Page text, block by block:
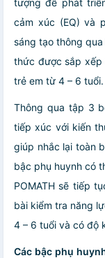
cảm xúc (EQ) và
sáng tạo thông
thức được sắp
trẻ em từ 4 – 6 tuổi.
Thông qua tập 3
tiếp xúc với kiến
giúp nhắc lại toàn
bậc phụ huynh có
POMATH sẽ tiếp
bài kiểm tra năng
4 – 6 tuổi và có độ
Các bậc phụ